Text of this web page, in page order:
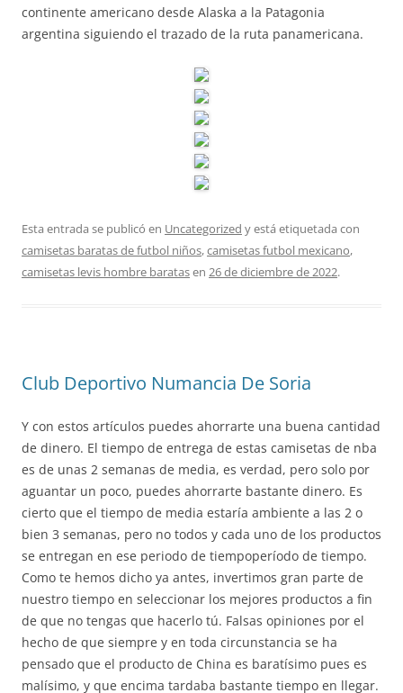
continente americano desde Alaska a la Patagonia
argentina siguiendo el trazado de la ruta panamericana.
Esta entrada se publicó en Uncategorized y está etiquetada con
camisetas baratas de futbol niños,camisetas futbol mexicano,
camisetas levis hombre baratasen 26 de diciembre de 2022.
Club Deportivo Numancia De Soria
Y con estos artículos puedes ahorrarte una buena cantidad
de dinero. El tiempo de entrega de estas camisetas de nba
es de unas 2 semanas de media, es verdad, pero solo por
aguantar un poco, puedes ahorrarte bastante dinero. Es
cierto que el tiempo de media estaría ambiente a las 2 o
bien 3 semanas, pero no todos y cada uno de los productos
se entregan en ese periodo de tiempoperíodo de tiempo.
Como te hemos dicho ya antes, invertimos gran parte de
nuestro tiempo en seleccionar los mejores productos a fin
de que no tengas que hacerlo tú. Falsas opiniones por el
hecho de que siempre y en toda circunstancia se ha
pensado que el producto de China es baratísimo pues es
malísimo, y que encima tardaba bastante tiempo en llegar.